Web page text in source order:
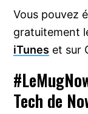
Vous pouvez
gratuitement
iTunes et sur
Tech de